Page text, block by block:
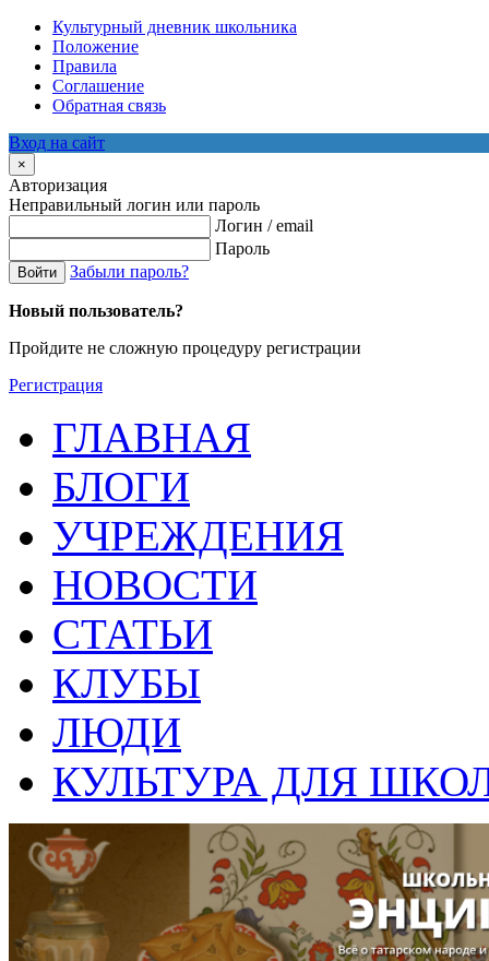
Культурный дневник школьника
Положение
Правила
Соглашение
Обратная связь
Вход на сайт
×
Авторизация
Неправильный логин или пароль
Логин / email
Пароль
Войти Забыли пароль?
Новый пользователь?
Пройдите не сложную процедуру регистрации
Регистрация
ГЛАВНАЯ
БЛОГИ
УЧРЕЖДЕНИЯ
НОВОСТИ
СТАТЬИ
КЛУБЫ
ЛЮДИ
КУЛЬТУРА ДЛЯ